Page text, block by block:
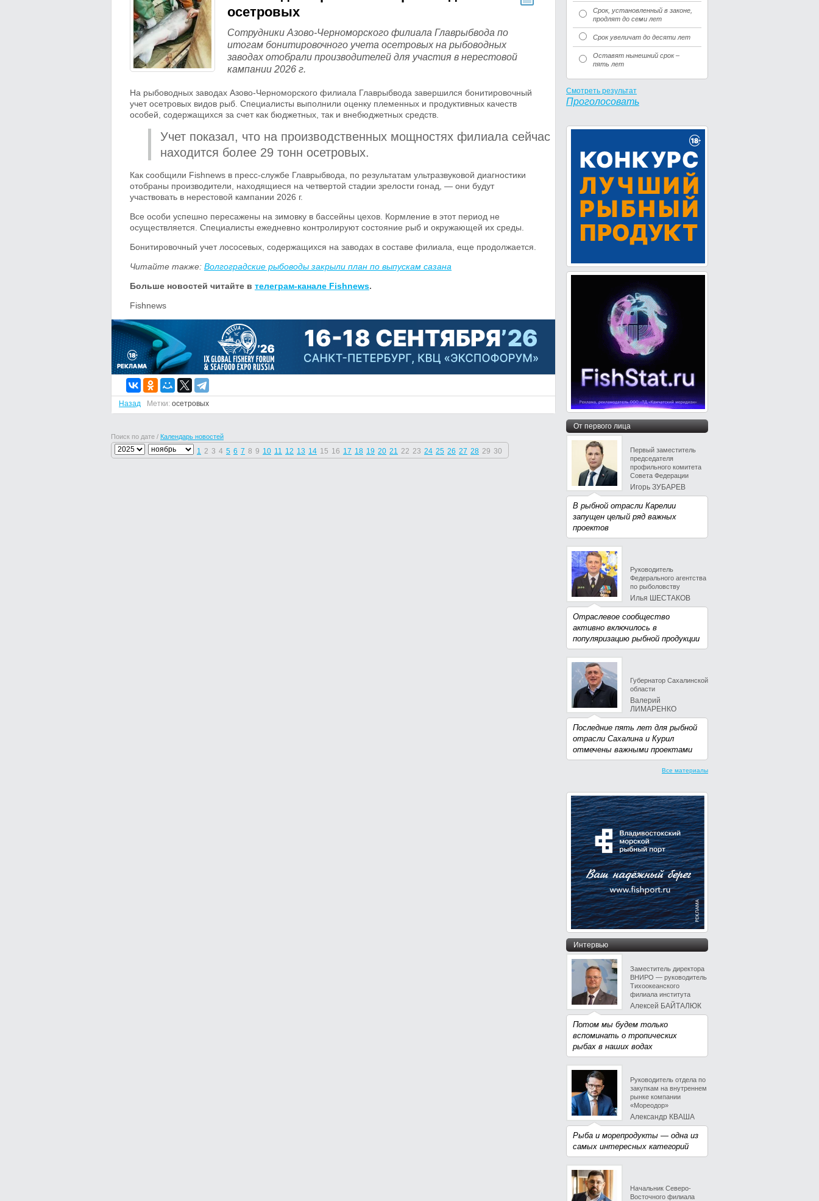
осетровых
Сотрудники Азово-Черноморского филиала Главрыбвода по
итогам бонитировочного учета осетровых на рыбоводных
заводах отобрали производителей для участия в нерестовой
кампании 2026 г.
На рыбоводных заводах Азово-Черноморского филиала Главрыбвода завершился бонитировочный
учет осетровых видов рыб. Специалисты выполнили оценку племенных и продуктивных качеств
особей, содержащихся за счет как бюджетных, так и внебюджетных средств.
Учет показал, что на производственных мощностях филиала сейчас
находится более 29 тонн осетровых.
Как сообщили Fishnews в пресс-службе Главрыбвода, по результатам ультразвуковой диагностики
отобраны производители, находящиеся на четвертой стадии зрелости гонад, — они будут
участвовать в нерестовой кампании 2026 г.
Все особи успешно пересажены на зимовку в бассейны цехов. Кормление в этот период не
осуществляется. Специалисты ежедневно контролируют состояние рыб и окружающей их среды.
Бонитировочный учет лососевых, содержащихся на заводах в составе филиала, еще продолжается.
Читайте также: Волгоградские рыбоводы закрыли план по выпускам сазана
Больше новостей читайте в телеграм-канале Fishnews.
Fishnews
Назад Метки: осетровых
Поиск по дате / Календарь новостей
1 2 3 4 5 6 7 8 9 10 11 12 13 14 15 16 17 18 19 20 21 22 23 24 25 26 27 28 29 30
Срок, установленный в законе,
продлят до семи лет
Срок увеличат до десяти лет
Оставят нынешний срок –
пять лет
Смотреть результат
Проголосовать
От первого лица
Первый заместитель
председателя
профильного комитета
Совета Федерации
Игорь ЗУБАРЕВ
В рыбной отрасли Карелии
запущен целый ряд важных
проектов
Руководитель
Федерального агентства
по рыболовству
Илья ШЕСТАКОВ
Отраслевое сообщество
активно включилось в
популяризацию рыбной продукции
Губернатор Сахалинской
области
Валерий
ЛИМАРЕНКО
Последние пять лет для рыбной
отрасли Сахалина и Курил
отмечены важными проектами
Все материалы
Интервью
Заместитель директора
ВНИРО — руководитель
Тихоокеанского
филиала института
Алексей БАЙТАЛЮК
Потом мы будем только
вспоминать о тропических
рыбах в наших водах
Руководитель отдела по
закупкам на внутреннем
рынке компании
«Мореодор»
Александр КВАША
Рыба и морепродукты — одна из
самых интересных категорий
Начальник Северо-
Восточного филиала